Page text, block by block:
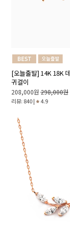
[오늘출발] 14K 18K
귀걸이
208,000원 298,000원
리뷰: 840 | 4.9